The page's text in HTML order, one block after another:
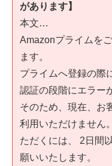
があります】
本文…
Amazonプライムを
ます。
プライムへ登録の際
認証の段階にエラー
そのため、現在、お
利用いただけません
ただくには、 2日間
願いいたします。